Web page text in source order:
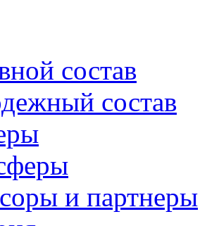
состав
состав
и партнеры